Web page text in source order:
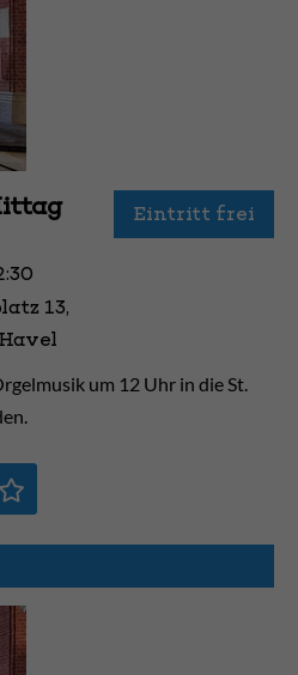
Eintritt frei
13,
um 12 Uhr in die St.